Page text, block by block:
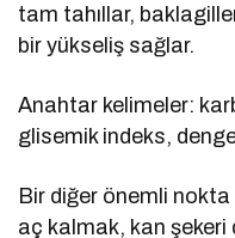
tam tahıllar,
bir yükseliş sağlar.
Anahtar kelimeler:
glisemik indeks,
Bir diğer önemli
aç kalmak, kan